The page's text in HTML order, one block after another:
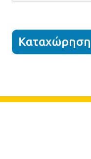
Καταχώρηση